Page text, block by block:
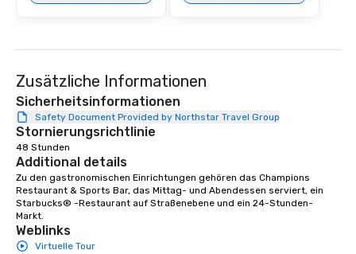
Zusätzliche Informationen
Sicherheitsinformationen
Safety Document Provided by Northstar Travel Group
Stornierungsrichtlinie
48 Stunden
Additional details
Zu den gastronomischen Einrichtungen gehören das Champions
Restaurant & Sports Bar, das Mittag- und Abendessen serviert, ein
Starbucks® -Restaurant auf Straßenebene und ein 24-Stunden-
Markt.
Weblinks
Virtuelle Tour